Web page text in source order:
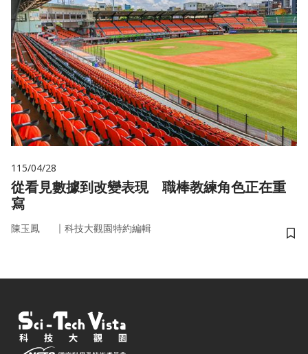
115/04/28
從看見數據到改變表現 職棒教練角色正在重
寫
陳玉鳳 ｜ 科技大觀園特約編輯
儲